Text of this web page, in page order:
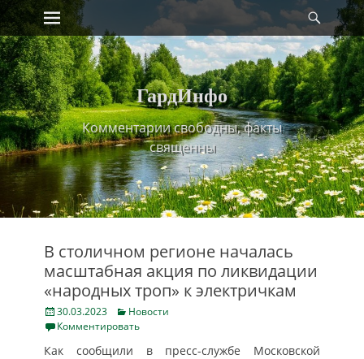
Skip
to
content
Primary Menu
ГардИнфо
Комментарии свободны, факты
священны
В столичном регионе началась
масштабная акция по ликвидации
«народных троп» к электричкам
Posted
on
30.03.2023 Categories
Новости
Комментировать
Как сообщили в пресс-службе Московской